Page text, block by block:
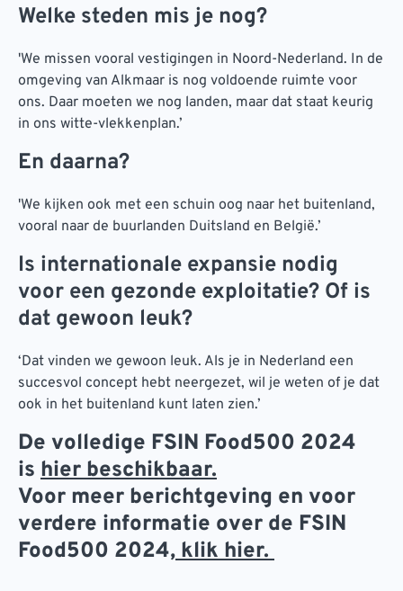
Welke steden mis je nog?
'We missen vooral vestigingen in Noord-Nederland. In de
omgeving van Alkmaar is nog voldoende ruimte voor
ons. Daar moeten we nog landen, maar dat staat keurig
in ons witte-vlekkenplan.’
En daarna?
'We kijken ook met een schuin oog naar het buitenland,
vooral naar de buurlanden Duitsland en België.’
Is internationale expansie nodig
voor een gezonde exploitatie? Of is
dat gewoon leuk?
‘Dat vinden we gewoon leuk. Als je in Nederland een
succesvol concept hebt neergezet, wil je weten of je dat
ook in het buitenland kunt laten zien.’
De volledige FSIN Food500 2024
is hier beschikbaar.
Voor meer berichtgeving en voor
verdere informatie over de FSIN
Food500 2024,klik hier.